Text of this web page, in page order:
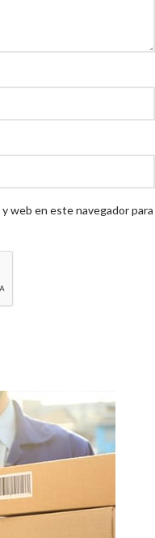
web en este navegador para